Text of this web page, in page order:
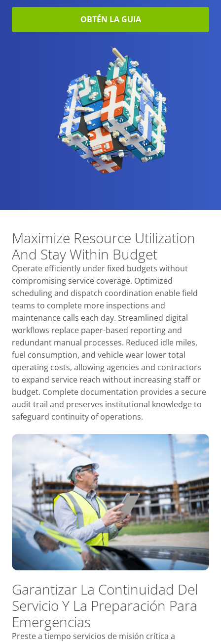
OBTÉN LA GUIA
Maximize Resource Utilization
And Stay Within Budget
Operate efficiently under fixed budgets without
compromising service coverage. Optimized
scheduling and dispatch coordination enable field
teams to complete more inspections and
maintenance calls each day. Streamlined digital
workflows replace paper-based reporting and
redundant manual processes. Reduced idle miles,
fuel consumption, and vehicle wear lower total
operating costs, allowing agencies and contractors
to expand service reach without increasing staff or
budget. Complete documentation provides a secure
audit trail and preserves institutional knowledge to
safeguard continuity of operations.
Garantizar La Continuidad Del
Servicio Y La Preparación Para
Emergencias
Preste a tiempo servicios de misión crítica a